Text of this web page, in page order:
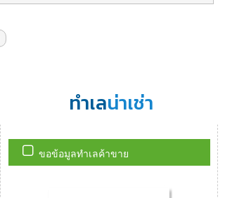
ทำเลน่าเช่า
ขอข้อมูลทำเลค้าขาย